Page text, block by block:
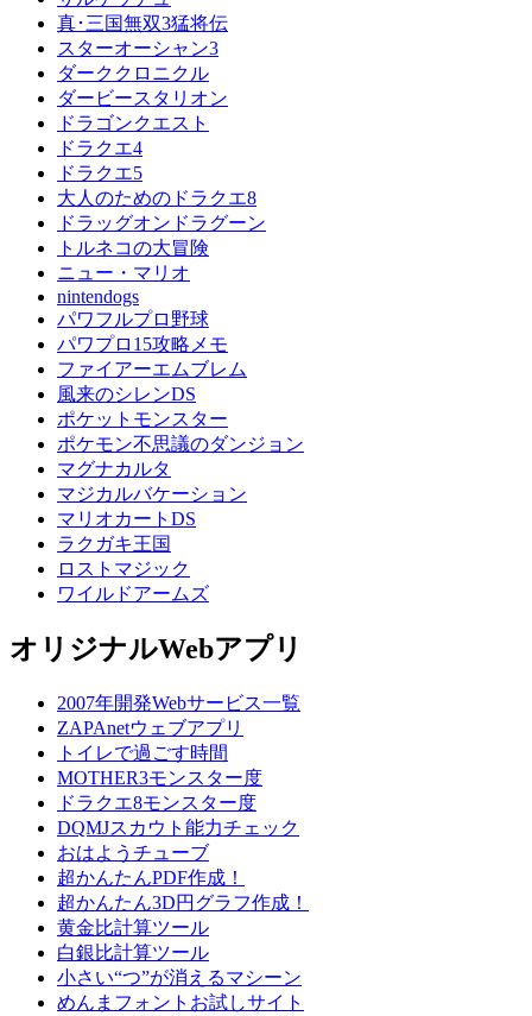
真･三国無双3猛将伝
スターオーシャン3
ダーククロニクル
ダービースタリオン
ドラゴンクエスト
ドラクエ4
ドラクエ5
大人のためのドラクエ8
ドラッグオンドラグーン
トルネコの大冒険
ニュー・マリオ
nintendogs
パワフルプロ野球
パワプロ15攻略メモ
ファイアーエムブレム
風来のシレンDS
ポケットモンスター
ポケモン不思議のダンジョン
マグナカルタ
マジカルバケーション
マリオカートDS
ラクガキ王国
ロストマジック
ワイルドアームズ
オリジナルWebアプリ
2007年開発Webサービス一覧
ZAPAnetウェブアプリ
トイレで過ごす時間
MOTHER3モンスター度
ドラクエ8モンスター度
DQMJスカウト能力チェック
おはようチューブ
超かんたんPDF作成！
超かんたん3D円グラフ作成！
黄金比計算ツール
白銀比計算ツール
小さい“つ”が消えるマシーン
めんまフォントお試しサイト